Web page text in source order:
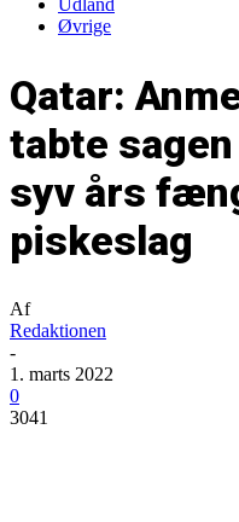
Udland
Øvrige
Qatar:
tabte
syv års
piskeslag
Af
Redaktionen
-
1. marts 2022
0
3041